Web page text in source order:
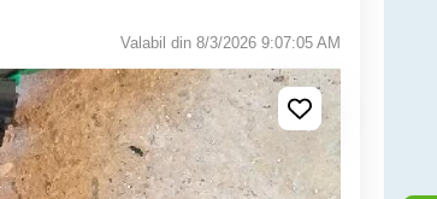
Valabil din 8/3/2026 9:07:05 AM